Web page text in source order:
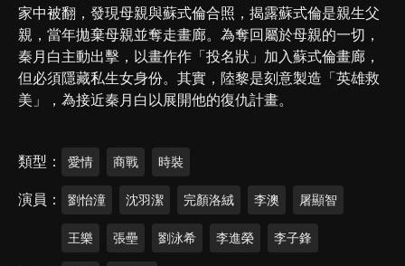
家中被翻，發現母親與蘇式倫合照，揭露蘇式倫是親生父
親，當年拋棄母親並奪走畫廊。為奪回屬於母親的一切，
秦月白主動出擊，以畫作作「投名狀」加入蘇式倫畫廊，
但必須隱藏私生女身份。其實，陸黎是刻意製造「英雄救
美」，為接近秦月白以展開他的復仇計畫。
類型 愛情 商戰 時裝
演員 劉怡潼 沈羽潔 完顏洛絨 李澳 屠顯智
王樂 張壘 劉泳希 李進榮 李子鋒